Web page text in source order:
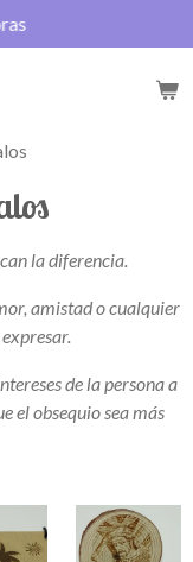
la diferencia.
amistad o cualquier
de la persona a
el obsequio sea más